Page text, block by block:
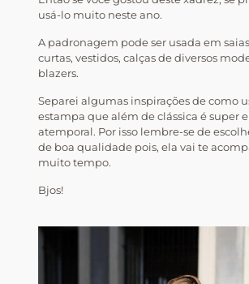
usá-lo muito neste ano.
A padronagem pode ser usada em
curtas, vestidos, calças de diversos
blazers.
Separei algumas inspirações de como
estampa que além de clássica é super
atemporal. Por isso lembre-se de
de boa qualidade pois, ela vai te
muito tempo.
Bjos!